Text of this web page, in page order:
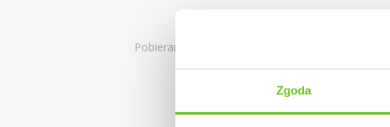
Zgoda
Pobieranie programu z interaktywnymi ćwiczeniami
edukacyjnymi na Androida.